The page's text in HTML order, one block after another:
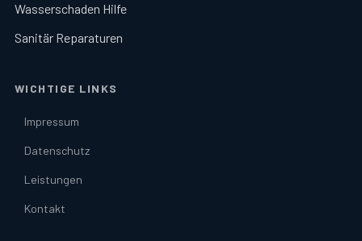
Wasserschaden Hilfe
Sanitär Reparaturen
WICHTIGE LINKS
Impressum
Datenschutz
Leistungen
Kontakt